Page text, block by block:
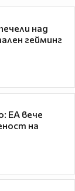
над
гейминг
EA вече
на